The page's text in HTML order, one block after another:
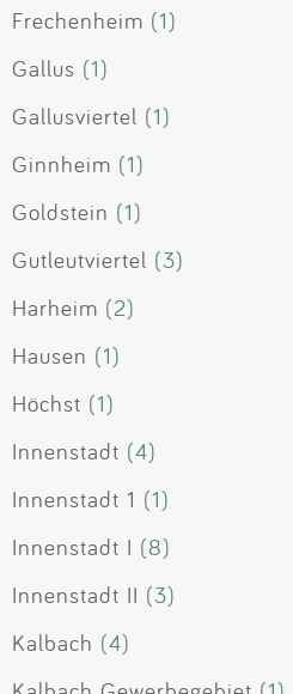
Frechenheim (1)
Gallus (1)
Gallusviertel (1)
Ginnheim (1)
Goldstein (1)
Gutleutviertel (3)
Harheim (2)
Hausen (1)
Höchst (1)
Innenstadt (4)
Innenstadt 1 (1)
Innenstadt I (8)
Innenstadt II (3)
Kalbach (4)